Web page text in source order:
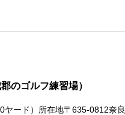
のゴルフ練習場）
ヤード）所在地〒635-0812奈良